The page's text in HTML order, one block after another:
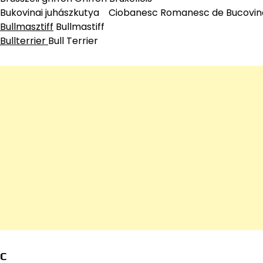
Bukovinai juhászkutya Ciobanesc Romanesc de
Bullmasztiff Bullmastiff
Bullterrier Bull Terrier
C